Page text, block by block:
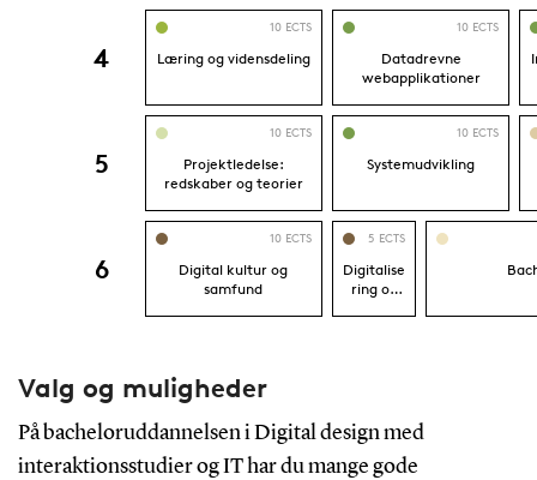
Valg og muligheder
På bacheloruddannelsen i Digital design med
interaktionsstudier og IT har du mange gode